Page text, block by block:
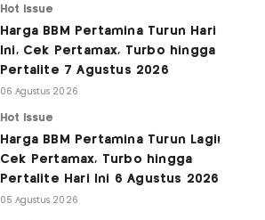
Hot Issue
Harga BBM Pertamina Turun Hari
Ini, Cek Pertamax, Turbo hingga
Pertalite 7 Agustus 2026
06 Agustus 2026
Hot Issue
Harga BBM Pertamina Turun Lagi!
Cek Pertamax, Turbo hingga
Pertalite Hari Ini 6 Agustus 2026
05 Agustus 2026